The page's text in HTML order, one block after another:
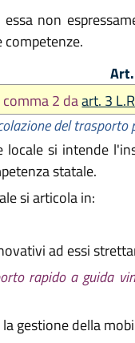
non
comma 2 daart. 3
del trasporto
si intende
statale.
si articola in:
ad essi
rapido a guida
gestione della